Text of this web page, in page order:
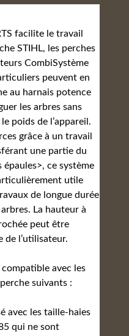
facilite le travail
STIHL, les perches
CombiSystème
peuvent en
au harnais potence
les arbres sans
poids de l’appareil.
grâce à un travail
une partie du
ce système
utile
de longue durée
La hauteur à
peut être
de l’utilisateur.
compatible avec les
suivants :
avec les taille-haies
qui ne sont